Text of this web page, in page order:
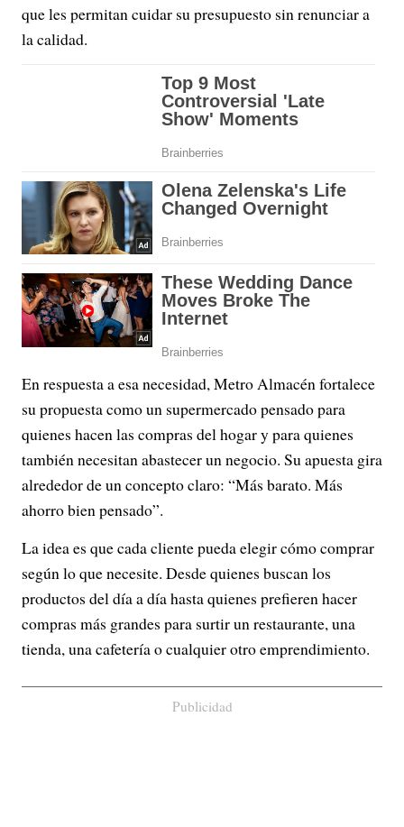
que les permitan cuidar su presupuesto sin renunciar a
la calidad.
En respuesta a esa necesidad, Metro Almacén fortalece
su propuesta como un supermercado pensado para
quienes hacen las compras del hogar y para quienes
también necesitan abastecer un negocio. Su apuesta gira
alrededor de un concepto claro: “Más barato. Más
ahorro bien pensado”.
La idea es que cada cliente pueda elegir cómo comprar
según lo que necesite. Desde quienes buscan los
productos del día a día hasta quienes prefieren hacer
compras más grandes para surtir un restaurante, una
tienda, una cafetería o cualquier otro emprendimiento.
Publicidad